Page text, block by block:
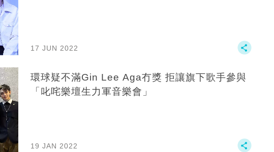
17 JUN 2022
環球疑不滿Gin Lee Aga冇獎 拒讓旗下歌手參與
「叱咤樂壇生力軍音樂會」
19 JAN 2022